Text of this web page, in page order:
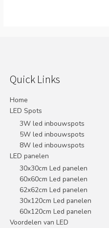
Quick Links
Home
LED Spots
3W led inbouwspots
5W led inbouwspots
8W led inbouwspots
LED panelen
30x30cm Led panelen
60x60cm Led panelen
62x62cm Led panelen
30x120cm Led panelen
60x120cm Led panelen
Voordelen van LED